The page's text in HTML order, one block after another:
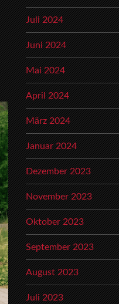
Juli 2024
Juni 2024
Mai 2024
April 2024
März 2024
Januar 2024
Dezember 2023
November 2023
Oktober 2023
September 2023
August 2023
Juli 2023